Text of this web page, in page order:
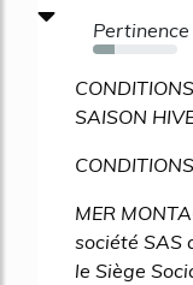
Pertinence
25%
SAISON
MER
société SAS
le Siège